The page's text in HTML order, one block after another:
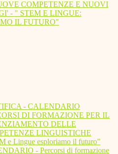
COMPETENZE E NUOVI
- " STEM E LINGUE:
IL FUTURO"
- CALENDARIO
DI FORMAZIONE PER IL
DELLE
LINGUISTICHE
e Lingue esploriamo il futuro”
- Percorsi di formazione